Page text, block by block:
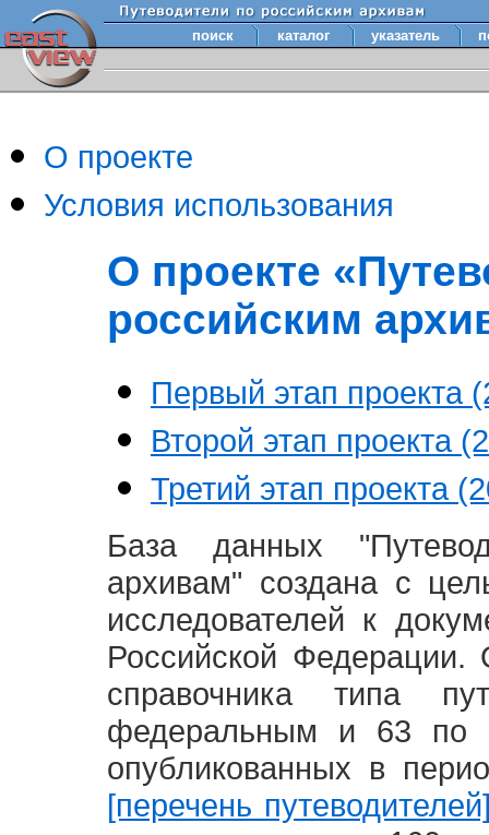
поиск каталог указатель
О проекте
Условия использования
О проекте
российским
Первый этап проекта
Второй этап проекта
Третий этап проекта
База данных
архивам" создана с
исследователей к
Российской
справочника типа
федеральным и 63 по
опубликованных в
[перечень